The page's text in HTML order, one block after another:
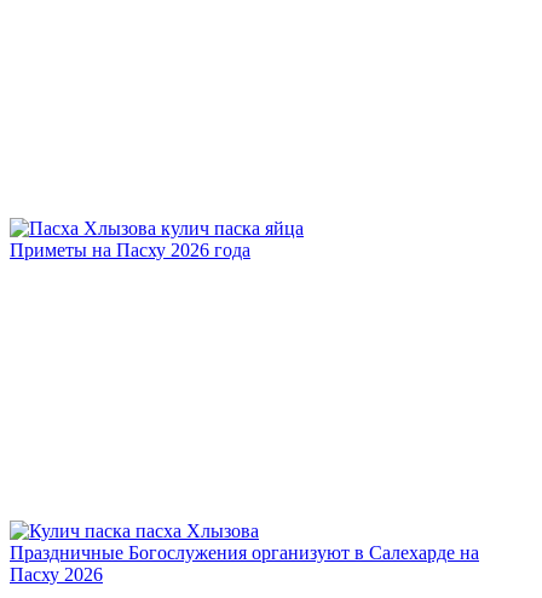
Приметы на Пасху 2026 года
Праздничные Богослужения организуют в Салехарде на
Пасху 2026